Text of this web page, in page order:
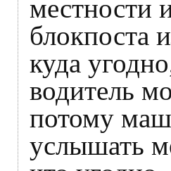
местности
блокпоста
куда
водитель
потому
услышать